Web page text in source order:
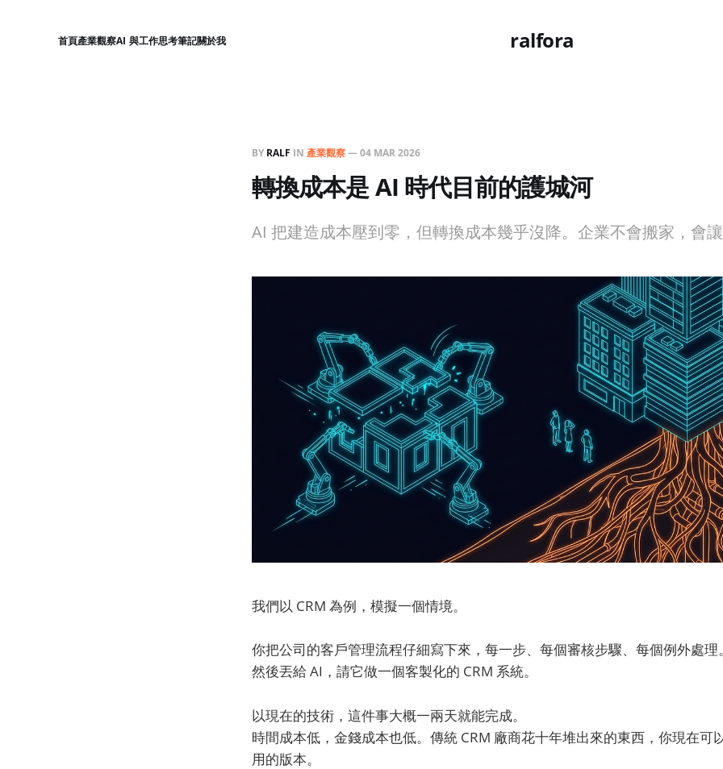
ralfora
首頁產業觀察AI 與工作思考筆記關於我
BY RALF IN 產業觀察—04 MAR 2026
轉換成本是 AI 時代目前的護城河
AI 把建造成本壓到零，但轉換成本幾乎沒降。企業不會搬家，會
我們以 CRM 為例，模擬一個情境。
你把公司的客戶管理流程仔細寫下來，每一步、每個審核步驟、每個例外處理
然後丟給 AI，請它做一個客製化的 CRM 系統。
以現在的技術，這件事大概一兩天就能完成。
時間成本低，金錢成本也低。傳統 CRM 廠商花十年堆出來的東西，你現在可
用的版本。